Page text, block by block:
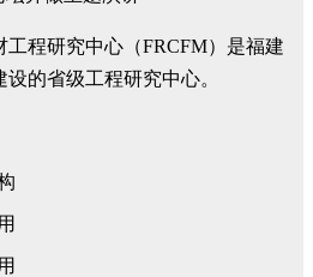
程研究中心（FRCFM）是福建
的省级工程研究中心。